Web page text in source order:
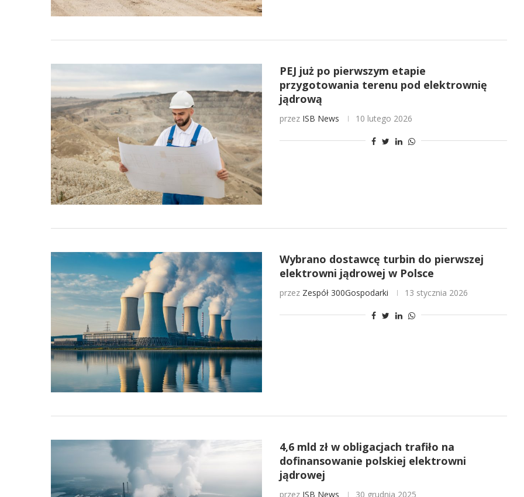
PEJ już po pierwszym etapie
przygotowania terenu pod elektrownię
jądrową
przez ISB News 10 lutego 2026
Wybrano dostawcę turbin do pierwszej
elektrowni jądrowej w Polsce
przez Zespół 300Gospodarki 13 stycznia 2026
4,6 mld zł w obligacjach trafiło na
dofinansowanie polskiej elektrowni
jądrowej
przez ISB News 30 grudnia 2025